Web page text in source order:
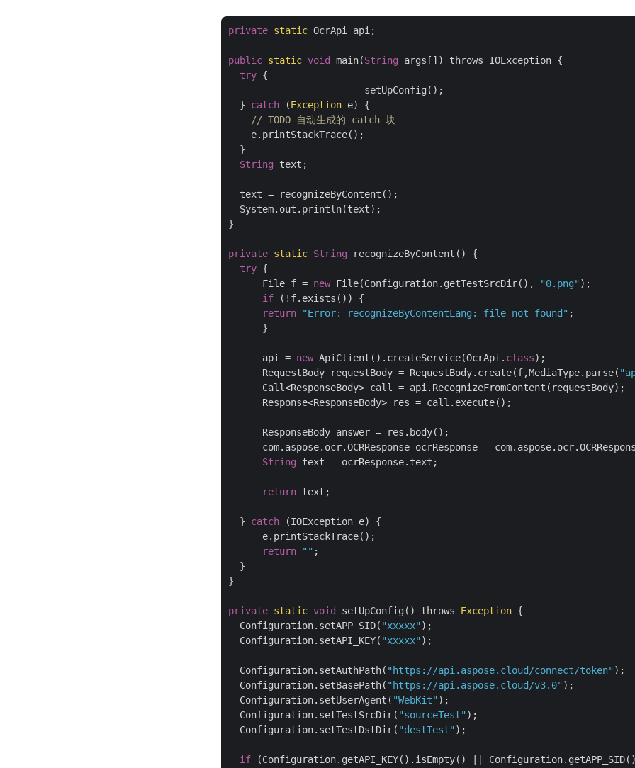
private static OcrApi api;
public static void main(String args[]) throws IOException {
try {
  }
catch (Exception e) {
// TODO 自动生成的 catch 块
    e.printStackTrace();
  }
String text;
  text = recognizeByContent();
  System.out.println(text);
}
private static String recognizeByContent() {
try {
      File f =
new File(Configuration.getTestSrcDir(), "0.png" );
if (!f.exists()) {
return
"Error: recognizeByContentLang: file not found" ;
      }
      api =
new ApiClient().createService(OcrApi. class);
      RequestBody requestBody = RequestBody.create(f,MediaType.parse(
      Call<ResponseBody> call = api.RecognizeFromContent(requestBody);
      Response<ResponseBody> res = call.execute();
      ResponseBody answer = res.body();
com.aspose.ocr.OCRResponse ocrResponse =
String text = ocrResponse.text;
return text;
  }
catch (IOException e) {
      e.printStackTrace();
return
"" ;
  }
}
private static void setUpConfig() throws Exception {
  Configuration.setAPP_SID(
"xxxxx" );
  Configuration.setAPI_KEY(
"xxxxx" );
  Configuration.setAuthPath(
"https://api.aspose.cloud/connect/token" );
  Configuration.setBasePath(
"https://api.aspose.cloud/v3.0" );
  Configuration.setUserAgent(
"WebKit" );
  Configuration.setTestSrcDir(
"sourceTest" );
  Configuration.setTestDstDir(
"destTest" );
if (Configuration.getAPI_KEY().isEmpty() ||